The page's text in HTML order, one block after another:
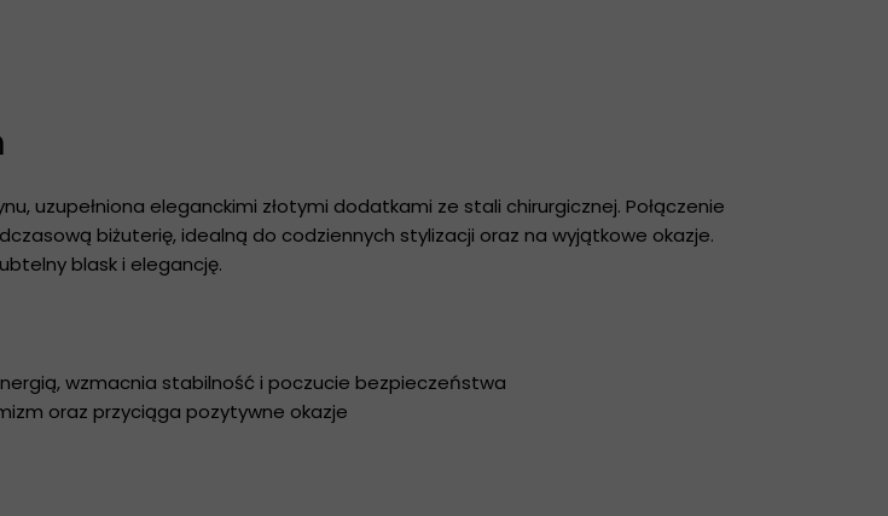
uzupełniona eleganckimi złotymi dodatkami ze stali chirurgicznej. Połączenie
biżuterię, idealną do codziennych stylizacji oraz na wyjątkowe okazje.
blask i elegancję.
wzmacnia stabilność i poczucie bezpieczeństwa
oraz przyciąga pozytywne okazje